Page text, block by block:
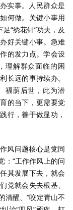
实事。人民群众是
何做。关键小事用
“绣花针”功夫，及
好关键小事。急难
的发力点。学会设
理解群众面临的困
长远的事持续办。
福荫后世，此为潜
的当下，更需要党
行，善于做显功，
风问题核心是党同
：“工作作风上的问
其发展下去，就会
党就会失去根基、
清醒、“咬定青山不